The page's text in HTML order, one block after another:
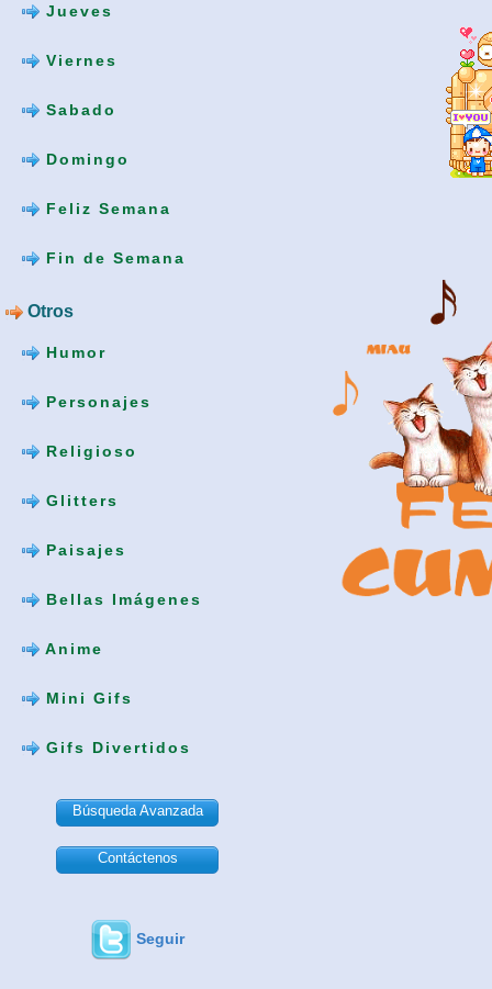
Jueves
Viernes
Sabado
Domingo
Feliz Semana
Fin de Semana
Otros
Humor
Personajes
Religioso
Glitters
Paisajes
Bellas Imágenes
Anime
Mini Gifs
Gifs Divertidos
Búsqueda Avanzada
Contáctenos
Seguir